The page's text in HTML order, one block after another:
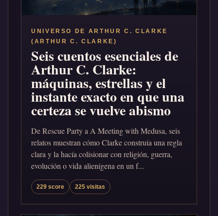
UNIVERSO DE ARTHUR C. CLARKE
(ARTHUR C. CLARKE)
Seis cuentos esenciales de
Arthur C. Clarke:
máquinas, estrellas y el
instante exacto en que una
certeza se vuelve abismo
De Rescue Party a A Meeting with Medusa, seis
relatos muestran cómo Clarke construía una regla
clara y la hacía colisionar con religión, guerra,
evolución o vida alienígena en un f...
229 score 225 visitas